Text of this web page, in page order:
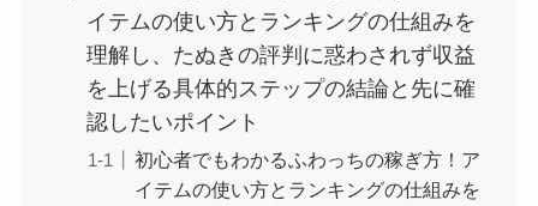
イテムの使い方とランキングの仕組みを
理解し、たぬきの評判に惑わされず収益
を上げる具体的ステップの結論と先に確
認したいポイント
初心者でもわかるふわっちの稼ぎ方！ア
イテムの使い方とランキングの仕組みを